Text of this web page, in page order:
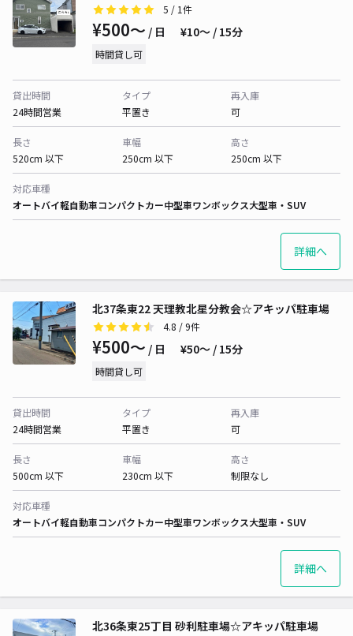
5 / 1件
¥500〜 / 日 ¥10〜 / 15分
時間貸し可
貸出時間
24時間営業
タイプ
平置き
再入庫
可
長さ
520cm 以下
車幅
250cm 以下
高さ
250cm 以下
対応車種
オートバイ軽自動車コンパクトカー中型車ワンボックス大型車・SUV
詳細へ
北37条東22 天理教北星分教会☆アキッパ駐車場
4.8 / 9件
¥500〜 / 日 ¥50〜 / 15分
時間貸し可
貸出時間
24時間営業
タイプ
平置き
再入庫
可
長さ
500cm 以下
車幅
230cm 以下
高さ
制限なし
対応車種
オートバイ軽自動車コンパクトカー中型車ワンボックス大型車・SUV
詳細へ
北36条東25丁目 砂利駐車場☆アキッパ駐車場